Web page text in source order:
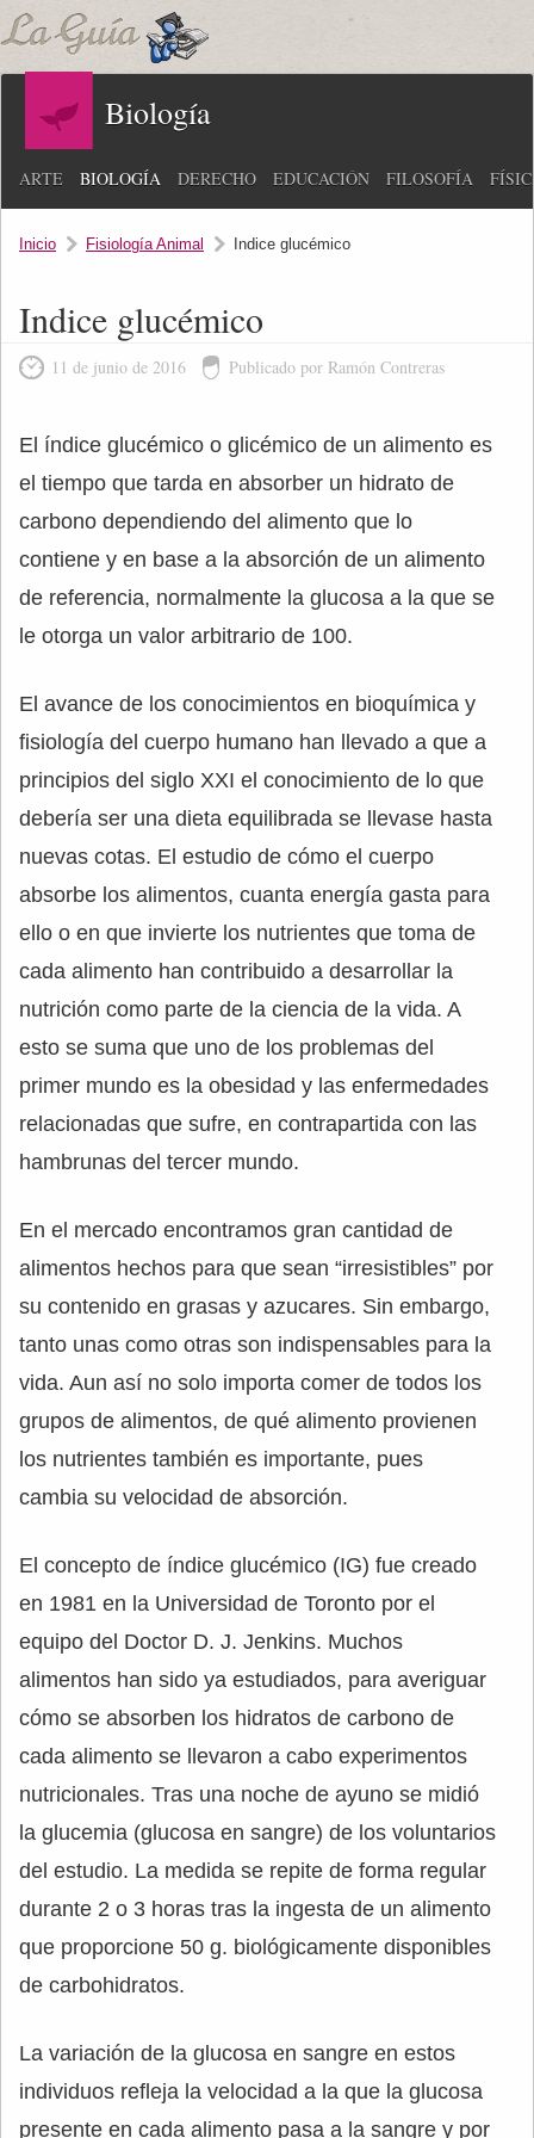
Biología
ARTE BIOLOGÍA DERECHO EDUCACIÓN FILOSOFÍA
Inicio Fisiología Animal Indice glucémico
Indice glucémico
11 de junio de 2016 Publicado por Ramón Contreras
El índice glucémico o glicémico de un alimento es
el tiempo que tarda en absorber un hidrato de
carbono dependiendo del alimento que lo
contiene y en base a la absorción de un alimento
de referencia, normalmente la glucosa a la que se
le otorga un valor arbitrario de 100.
El avance de los conocimientos en bioquímica y
fisiología del cuerpo humano han llevado a que a
principios del siglo XXI el conocimiento de lo que
debería ser una dieta equilibrada se llevase hasta
nuevas cotas. El estudio de cómo el cuerpo
absorbe los alimentos, cuanta energía gasta para
ello o en que invierte los nutrientes que toma de
cada alimento han contribuido a desarrollar la
nutrición como parte de la ciencia de la vida. A
esto se suma que uno de los problemas del
primer mundo es la obesidad y las enfermedades
relacionadas que sufre, en contrapartida con las
hambrunas del tercer mundo.
En el mercado encontramos gran cantidad de
alimentos hechos para que sean “irresistibles” por
su contenido en grasas y azucares. Sin embargo,
tanto unas como otras son indispensables para la
vida. Aun así no solo importa comer de todos los
grupos de alimentos, de qué alimento provienen
los nutrientes también es importante, pues
cambia su velocidad de absorción.
El concepto de índice glucémico (IG) fue creado
en 1981 en la Universidad de Toronto por el
equipo del Doctor D. J. Jenkins. Muchos
alimentos han sido ya estudiados, para averiguar
cómo se absorben los hidratos de carbono de
cada alimento se llevaron a cabo experimentos
nutricionales. Tras una noche de ayuno se midió
la glucemia (glucosa en sangre) de los voluntarios
del estudio. La medida se repite de forma regular
durante 2 o 3 horas tras la ingesta de un alimento
que proporcione 50 g. biológicamente disponibles
de carbohidratos.
La variación de la glucosa en sangre en estos
individuos refleja la velocidad a la que la glucosa
presente en cada alimento pasa a la sangre y por